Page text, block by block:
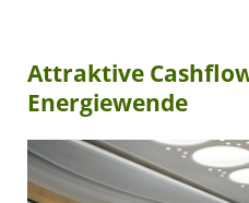
Attraktive
Energiewende